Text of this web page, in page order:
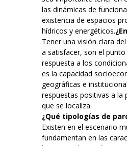
las dinámicas de
existencia de espacios
hídricos y energéticos.
Tener una visión clara
a satisfacer, son el
respuesta a los
es la capacidad
geográficas e
respuestas positivas a la
que se localiza.
¿Qué tipologías de
Existen en el escenario
fundamentan en las